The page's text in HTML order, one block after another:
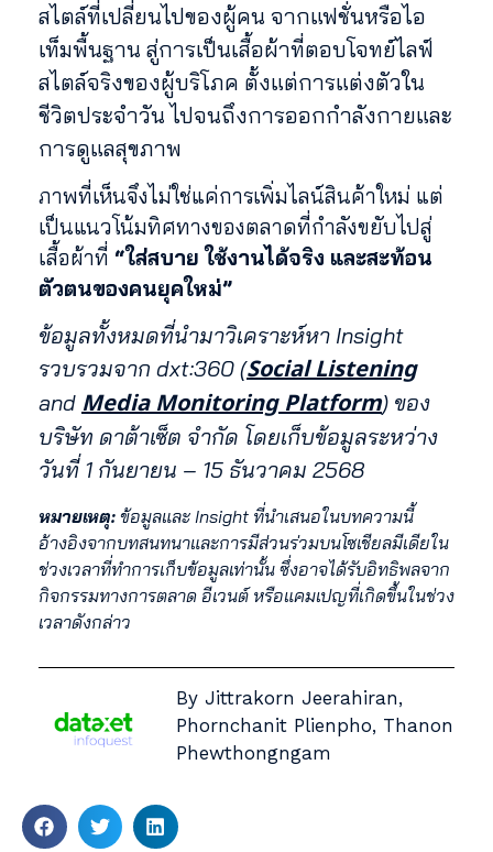
สไตล์ที่เปลี่ยนไปของผู้คน จากแฟชั่นหรือไอ
เท็มพื้นฐาน สู่การเป็นเสื้อผ้าที่ตอบโจทย์ไลฟ์
สไตล์จริงของผู้บริโภค ตั้งแต่การแต่งตัวใน
ชีวิตประจำวัน ไปจนถึงการออกกำลังกายและ
การดูแลสุขภาพ
ภาพที่เห็นจึงไม่ใช่แค่การเพิ่มไลน์สินค้าใหม่ แต่
เป็นแนวโน้มทิศทางของตลาดที่กำลังขยับไปสู่
เสื้อผ้าที่ “ใส่สบาย ใช้งานได้จริง และสะท้อน
ตัวตนของคนยุคใหม่”
ข้อมูลทั้งหมดที่นำมาวิเคราะห์หา Insight
รวบรวมจาก dxt:360 (Social Listening
and Media Monitoring Platform) ของ
บริษัท ดาต้าเซ็ต จำกัด โดยเก็บข้อมูลระหว่าง
วันที่ 1 กันยายน – 15 ธันวาคม 2568
หมายเหตุ: ข้อมูลและ Insight ที่นำเสนอในบทความนี้
อ้างอิงจากบทสนทนาและการมีส่วนร่วมบนโซเชียลมีเดียใน
ช่วงเวลาที่ทำการเก็บข้อมูลเท่านั้น ซึ่งอาจได้รับอิทธิพลจาก
กิจกรรมทางการตลาด อีเวนต์ หรือแคมเปญที่เกิดขึ้นในช่วง
เวลาดังกล่าว
By Jittrakorn Jeerahiran,
Phornchanit Plienpho, Thanon
Phewthongngam